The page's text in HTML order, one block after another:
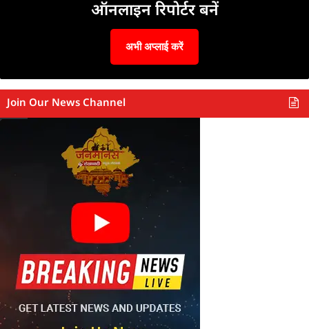
ऑनलाइन रिपोर्टर बनें
अभी अप्लाई करें
Join Our News Channel